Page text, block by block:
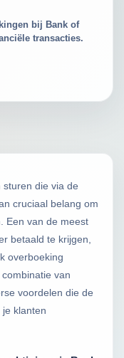
bij Bank of
transacties.
die via de
cruciaal belang om
Een van de meest
betaald te krijgen,
overboeking
van
voordelen die de
klanten